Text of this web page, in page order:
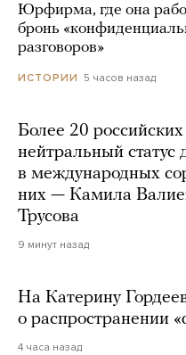
Юрфирма, где она
бронь
разговоров»
ИСТОРИИ 5 часов назад
Более 20
нейтральный статус
в международных
них — Камила
Трусова
9 минут назад
На Катерину
о распространении
4 часа назад